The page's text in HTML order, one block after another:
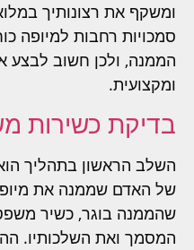
ומשקף את רצונותיך
סמכויות רחבות למיופה
הממנה, ולכן חשוב לבצע
ומקצועית.
בדיקת כשירות
השלב הראשון בתהליך
של האדם שממנה את
שהממנה בוגר, כשיר
המסמך ואת השלכותיו.